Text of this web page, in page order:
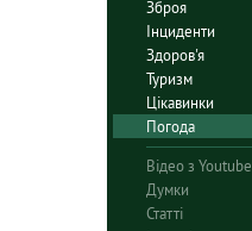
Зброя
Інциденти
Здоров'я
Туризм
Цікавинки
Погода
Відео з Youtube
Думки
Статті